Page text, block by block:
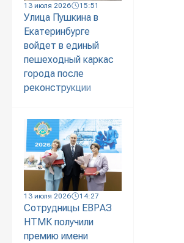
13 июля 2026 15:51
Улица Пушкина в
Екатеринбурге
войдет в единый
пешеходный каркас
города после
реконструкции
13 июля 2026 14:27
Сотрудницы ЕВРАЗ
НТМК получили
премию имени